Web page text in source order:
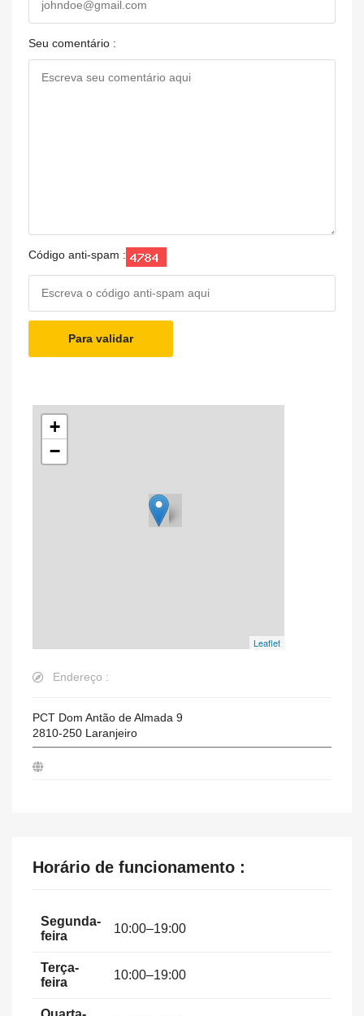
Seu comentário :
Código anti-spam :
Para validar
+
−
Leaflet
Endereço :
PCT Dom Antão de Almada 9
2810-250 Laranjeiro
Horário de funcionamento :
Segunda-
feira
10:00–19:00
Terça-
feira
10:00–19:00